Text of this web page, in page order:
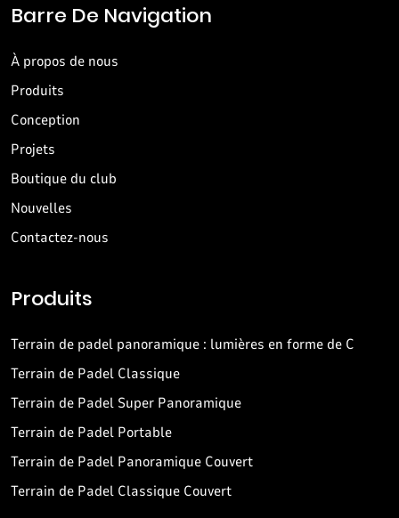
Barre De Navigation
À propos de nous
Produits
Conception
Projets
Boutique du club
Nouvelles
Contactez-nous
Produits
Terrain de padel panoramique : lumières en forme de C
Terrain de Padel Classique
Terrain de Padel Super Panoramique
Terrain de Padel Portable
Terrain de Padel Panoramique Couvert
Terrain de Padel Classique Couvert